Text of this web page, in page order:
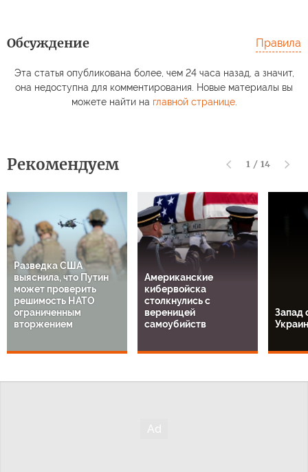
Обсуждение Правила
Эта статья опубликована более, чем 24 часа назад, а значит,
она недоступна для комментирования. Новые материалы вы
можете найти на главной странице.
Рекомендуем 1 / 14
Разведка США
выяснила, что Путин
может проверить
решимость НАТО
ограниченным
вторжением
Американские
кибервойска
столкнулись с
вереницей
самоубийств
Запад